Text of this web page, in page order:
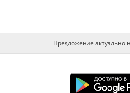
Использование
Влияние органических
Предложение актуально